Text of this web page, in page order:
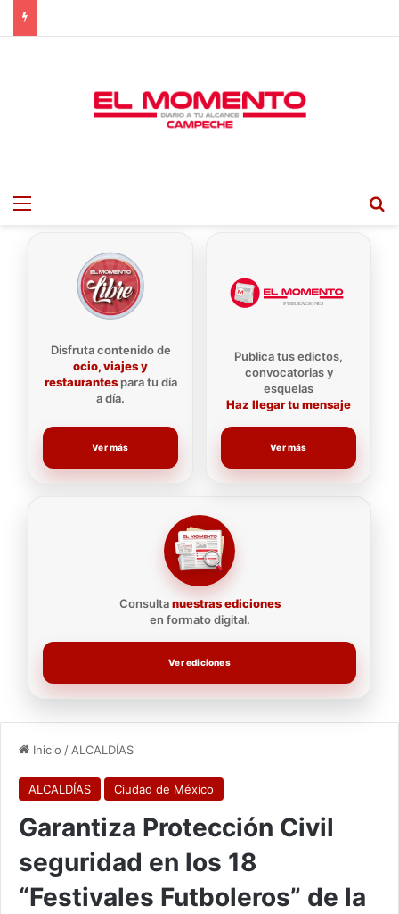
Menu
Disfruta contenido de
ocio, viajes y
restaurantespara tu día
a día.
Ver más
Consultanuestras ediciones
en formato digital.
Ver ediciones
Publica tus edictos,
convocatorias y
esquelas
Haz llegar tu mensaje
Ver más
Inicio / ALCALDÍAS
ALCALDÍAS Ciudad de México
Garantiza Protección Civil
seguridad en los 18
“Festivales Futboleros” de la